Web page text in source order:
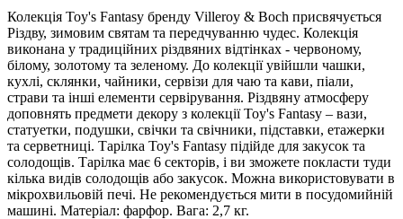
Колекція Toy's Fantasy бренду Villeroy & Boch присвячується
Різдву, зимовим святам та передчуванню чудес. Колекція
виконана у традиційних різдвяних відтінках - червоному,
білому, золотому та зеленому. До колекції увійшли чашки,
кухлі, склянки, чайники, сервізи для чаю та кави, піали,
страви та інші елементи сервірування. Різдвяну атмосферу
доповнять предмети декору з колекції Toy's Fantasy – вази,
статуетки, подушки, свічки та свічники, підставки, етажерки
та серветниці. Тарілка Toy's Fantasy підійде для закусок та
солодощів. Тарілка має 6 секторів, і ви зможете покласти туди
кілька видів солодощів або закусок. Можна використовувати в
мікрохвильовій печі. Не рекомендується мити в посудомийній
машині. Матеріал: фарфор. Вага: 2,7 кг.